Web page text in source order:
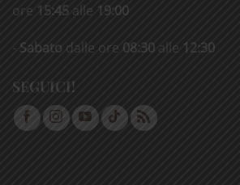
ore 15:45 alle 19:00
- Sabato dalle ore 08:30 alle 12:30
SEGUICI!